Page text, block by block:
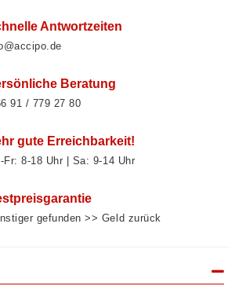
Antwortzeiten
Beratung
91 / 779 27 80
gute Erreichbarkeit!
Fr: 8‑18 Uhr | Sa: 9‑14 Uhr
gefunden >> Geld zurück